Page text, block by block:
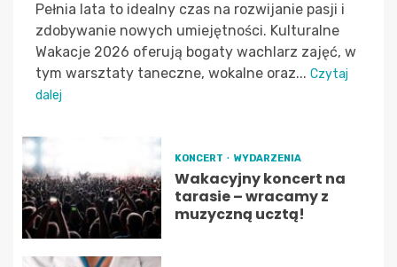
Pełnia lata to idealny czas na rozwijanie pasji i
zdobywanie nowych umiejętności. Kulturalne
Wakacje 2026 oferują bogaty wachlarz zajęć, w
tym warsztaty taneczne, wokalne oraz... Czytaj
dalej
KONCERT WYDARZENIA
Wakacyjny koncert na
tarasie – wracamy z
muzyczną ucztą!